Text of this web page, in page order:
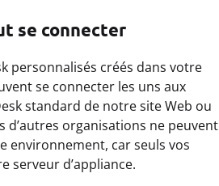
se connecter
personnalisés créés dans votre
se connecter les uns aux
standard de notre site Web ou
d’autres organisations ne peuvent
environnement, car seuls vos
serveur d’appliance.